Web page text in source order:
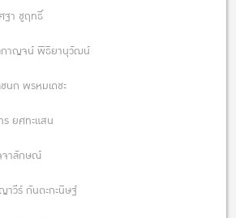
ชูฤทธิ์
จน์ พิธิยานุวัฒน์
พรหมเดชะ
ศทะแสน
ลักษณ์
กันตะกะนิษฐ์